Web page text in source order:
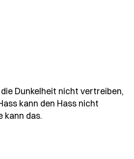
Dunkelheit nicht vertreiben,
kann den Hass nicht
kann das.